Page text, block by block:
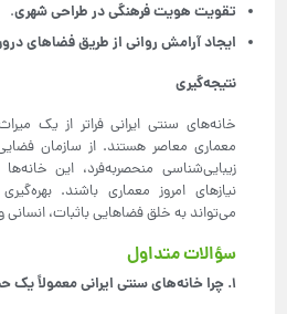
تقویت هویت فرهنگی در طراحی شهری.
ایجاد آرامش روانی از طریق فضاهای
نتیجه‌گیری
خانه‌های سنتی ایرانی فراتر از یک
معماری معاصر هستند. از سازمان
زیبایی‌شناسی منحصربه‌فرد، این
نیازهای امروز معماری باشند.
می‌تواند به خلق فضاهایی باثبات،
سؤالات متداول
۱.چرا خانه‌های سنتی ایرانی معمولاً یک